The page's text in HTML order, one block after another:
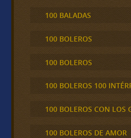
100 BALADAS
100 BOLEROS
100 BOLEROS
100 BOLEROS 100
100 BOLEROS CON LOS
100 BOLEROS DE AMOR